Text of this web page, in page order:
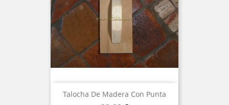
Talocha De Madera Con Punta